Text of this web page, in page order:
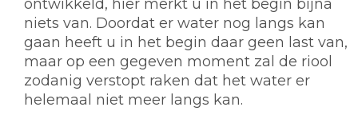
ontwikkeld, hier merkt u in het begin bijna
niets van. Doordat er water nog langs kan
gaan heeft u in het begin daar geen last van,
maar op een gegeven moment zal de riool
zodanig verstopt raken dat het water er
helemaal niet meer langs kan.